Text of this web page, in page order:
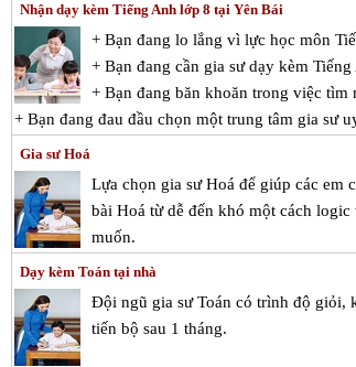
Nhận dạy kèm Tiếng Anh lớp 8 tại Yên Bái
+ Bạn đang lo lắng vì lực học môn
+ Bạn đang cần gia sư dạy kèm
+ Bạn đang băn khoăn trong việc tìm
+ Bạn đang đau đầu chọn một trung tâm gia sư
Gia sư Hoá
Lựa chọn gia sư Hoá để giúp các em
bài Hoá từ dễ đến khó một cách logic
muốn.
Dạy kèm Toán tại nhà
Đội ngũ gia sư Toán có trình độ giỏi,
tiến bộ sau 1 tháng.